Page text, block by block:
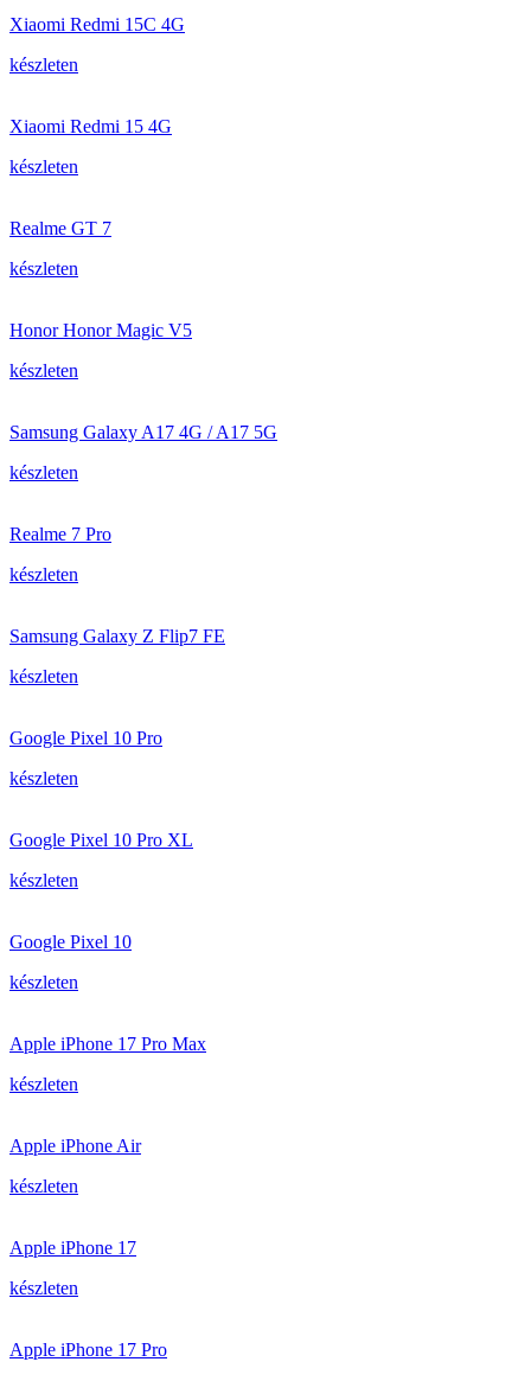
Xiaomi Redmi 15C 4G
készleten
Xiaomi Redmi 15 4G
készleten
Realme GT 7
készleten
Honor Honor Magic V5
készleten
Samsung Galaxy A17 4G / A17 5G
készleten
Realme 7 Pro
készleten
Samsung Galaxy Z Flip7 FE
készleten
Google Pixel 10 Pro
készleten
Google Pixel 10 Pro XL
készleten
Google Pixel 10
készleten
Apple iPhone 17 Pro Max
készleten
Apple iPhone Air
készleten
Apple iPhone 17
készleten
Apple iPhone 17 Pro